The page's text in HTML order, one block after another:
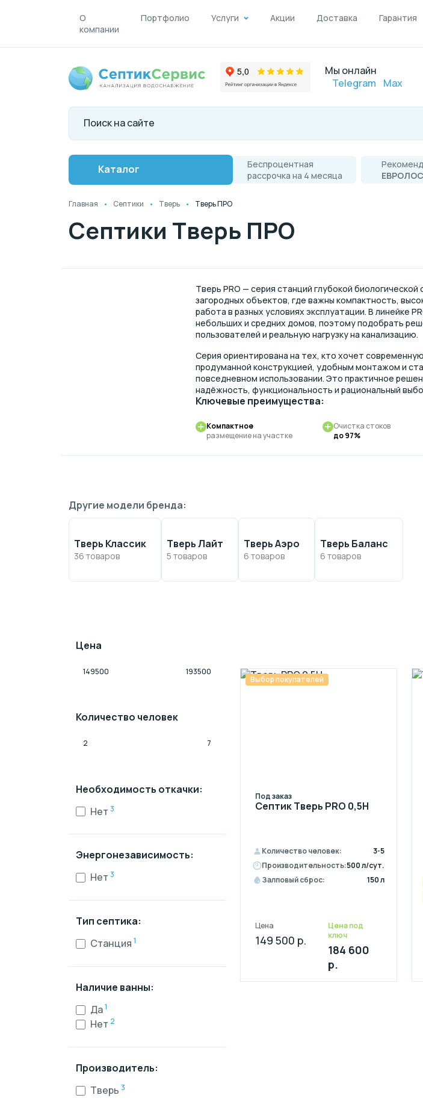
О
компании
Портфолио Услуги Акции Доставка Гарантия
Мы онлайн
Telegram
Max
Каталог
Беспроцентная
рассрочка на 4 месяца
ЕВРОЛОС
Главная Септики Тверь Тверь ПРО
Септики Тверь ПРО
Тверь PRO — серия станций глубокой
загородных объектов, где важны компактность,
работа в разных условиях эксплуатации. В линейке
небольших и средних домов, поэтому подобрать
пользователей и реальную нагрузку на канализацию.
Серия ориентирована на тех, кто хочет
продуманной конструкцией, удобным монтажом и
повседневном использовании. Это практичное
надёжность, функциональность и рациональный
Ключевые преимущества:
Компактное
размещение на участке
Очистка стоков
до 97%
Другие модели бренда:
Тверь Классик
36 товаров
Тверь Лайт
5 товаров
Тверь Аэро
6 товаров
Тверь Баланс
6 товаров
Цена
Количество человек
Необходимость откачки:
Нет 3
Энергонезависимость:
Нет 3
Тип септика:
Станция 1
Наличие ванны:
Да1
Нет 2
Производитель:
Тверь 3
Выбор покупателей
Под заказ
Септик Тверь PRO 0,5Н
Количество человек:
3-5
Производительность:500 л/сут.
Залповый сброс:
150 л
Цена
149 500 р.
Цена под
ключ
184 600
р.